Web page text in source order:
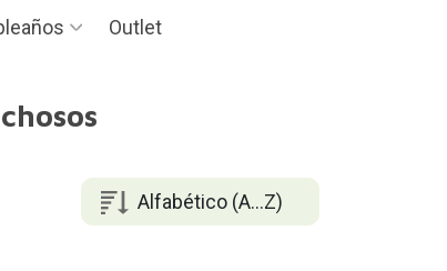
Outlet
Alfabético (A...Z)